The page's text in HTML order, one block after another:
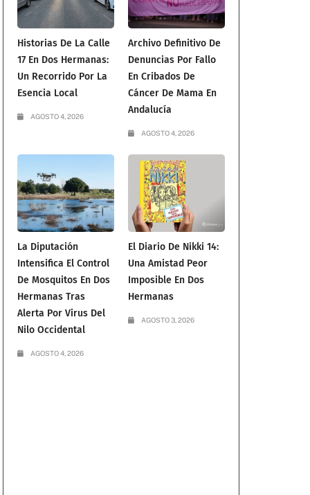
Historias De La Calle
17 En Dos Hermanas:
Un Recorrido Por La
Esencia Local
AGOSTO 4, 2026
Archivo Definitivo De
Denuncias Por Fallo
En Cribados De
Cáncer De Mama En
Andalucía
AGOSTO 4, 2026
La Diputación
Intensifica El Control
De Mosquitos En Dos
Hermanas Tras
Alerta Por Virus Del
Nilo Occidental
AGOSTO 4, 2026
El Diario De Nikki 14:
Una Amistad Peor
Imposible En Dos
Hermanas
AGOSTO 3, 2026